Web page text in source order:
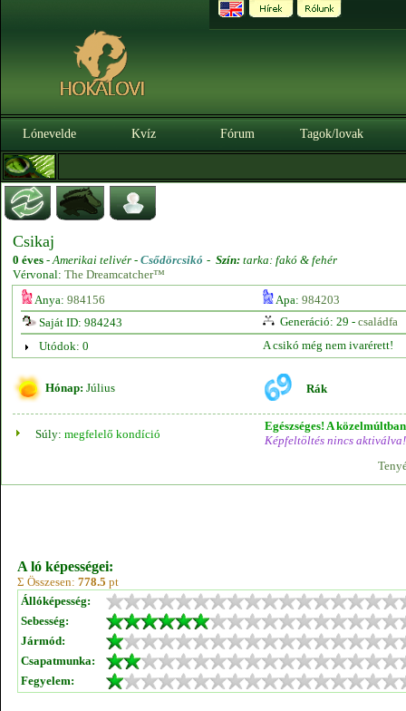
Lónevelde Kvíz Fórum Tagok/lovak
Csikaj
0 éves -Amerikai telivér - Csődörcsikó - Szín: tarka: fakó & fehér
Vérvonal: The Dreamcatcher™
Anya: 984156 Apa: 984203
Saját ID: 984243
Generáció: 29 - családfa
Utódok: 0
A csikó még nem ivarérett!
Hónap: Július Rák
Súly: megfelelő kondíció
Egészséges! A
Képfeltöltés nincs aktiválva!
A ló képességei:
Σ Összesen: 778.5 pt
Állóképesség:
Sebesség:
Jármód:
Csapatmunka:
Fegyelem: